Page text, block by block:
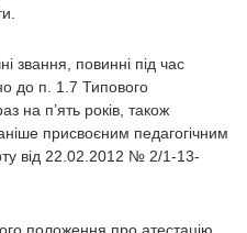
звання, повинні під час
до п. 1.7 Типового
на п’ять років, також
присвоєним педагогічним
від 22.02.2012 № 2/1-13-